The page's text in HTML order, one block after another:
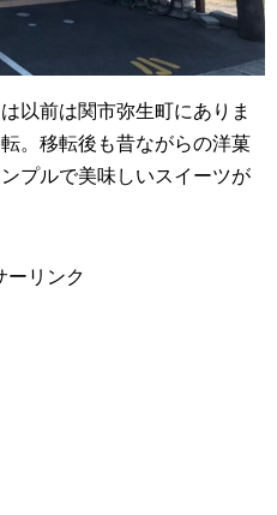
以前は関市弥生町にありま
。移転後も昔ながらの洋菓
プルで美味しいスイーツが
ーリンク